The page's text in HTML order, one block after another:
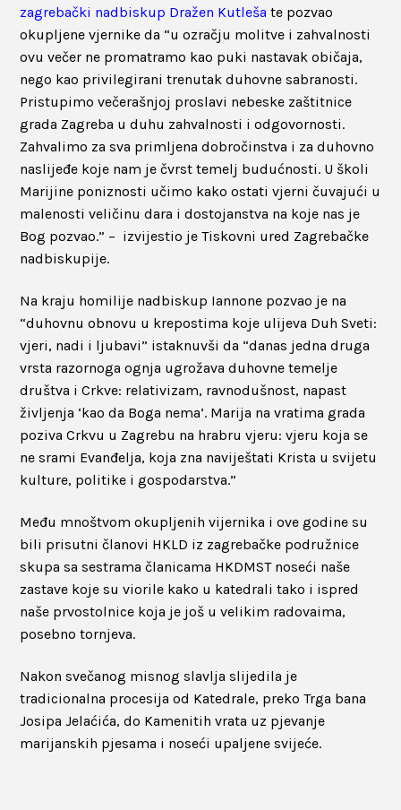
zagrebački nadbiskup Dražen Kutleša te pozvao
okupljene vjernike da “u ozračju molitve i zahvalnosti
ovu večer ne promatramo kao puki nastavak običaja,
nego kao privilegirani trenutak duhovne sabranosti.
Pristupimo večerašnjoj proslavi nebeske zaštitnice
grada Zagreba u duhu zahvalnosti i odgovornosti.
Zahvalimo za sva primljena dobročinstva i za duhovno
naslijeđe koje nam je čvrst temelj budućnosti. U školi
Marijine poniznosti učimo kako ostati vjerni čuvajući u
malenosti veličinu dara i dostojanstva na koje nas je
Bog pozvao.” – izvijestio je Tiskovni ured Zagrebačke
nadbiskupije.
Na kraju homilije nadbiskup Iannone pozvao je na
“duhovnu obnovu u krepostima koje ulijeva Duh Sveti:
vjeri, nadi i ljubavi” istaknuvši da “danas jedna druga
vrsta razornoga ognja ugrožava duhovne temelje
društva i Crkve: relativizam, ravnodušnost, napast
življenja ‘kao da Boga nema’. Marija na vratima grada
poziva Crkvu u Zagrebu na hrabru vjeru: vjeru koja se
ne srami Evanđelja, koja zna naviještati Krista u svijetu
kulture, politike i gospodarstva.”
Među mnoštvom okupljenih vijernika i ove godine su
bili prisutni članovi HKLD iz zagrebačke podružnice
skupa sa sestrama članicama HKDMST noseći naše
zastave koje su viorile kako u katedrali tako i ispred
naše prvostolnice koja je još u velikim radovaima,
posebno tornjeva.
Nakon svečanog misnog slavlja slijedila je
tradicionalna procesija od Katedrale, preko Trga bana
Josipa Jelaćića, do Kamenitih vrata uz pjevanje
marijanskih pjesama i noseći upaljene svijeće.